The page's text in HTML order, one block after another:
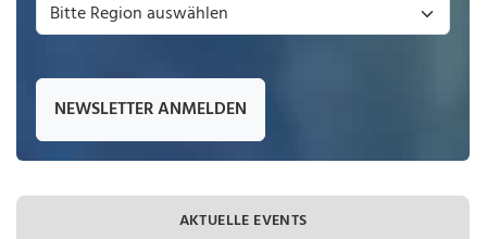
NEWSLETTER ANMELDEN
AKTUELLE EVENTS